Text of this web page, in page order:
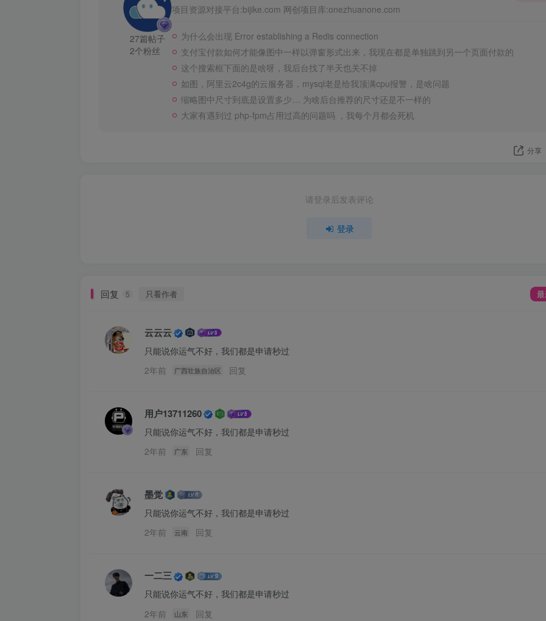
27篇帖子
2个粉丝
项目资源对接平台:bijike.com 网创项目库:onezhuanone.com
为什么会出现 Error establishing a Redis connection
支付宝付款如何才能像图中一样以弹窗形式出来，我现在都是单独跳到另一个页面付款的
这个搜索框下面的是啥呀，我后台找了半天也关不掉
如图，阿里云2c4g的云服务器，mysql老是给我顶满cpu报警，是啥问题
缩略图中尺寸到底是设置多少… 为啥后台推荐的尺寸还是不一样的
大家有遇到过 php-fpm占用过高的问题吗 ，我每个月都会死机
分享
请登录后发表评论
登录
回复 5 只看作者
云云云
只能说你运气不好，我们都是申请秒过
2年前
广西壮族自治区 回复
用户13711260
只能说你运气不好，我们都是申请秒过
2年前
广东 回复
墨觉
只能说你运气不好，我们都是申请秒过
2年前
云南 回复
一二三
只能说你运气不好，我们都是申请秒过
2年前
山东 回复